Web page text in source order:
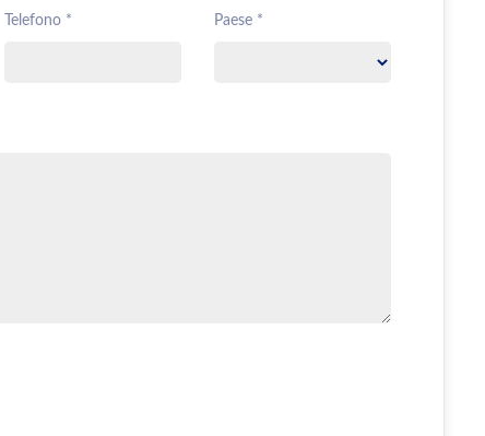
Telefono * Paese *